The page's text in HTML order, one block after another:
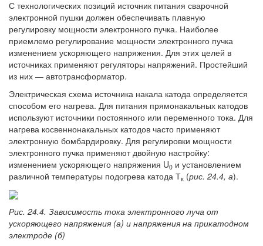
С технологических позиций источник питания сварочной
электронной пушки должен обеспечивать плавную
регулировку мощности электронного пучка. Наиболее
приемлемо регулирование мощности электронного пучка
изменением ускоряющего напряжения. Для этих целей в
источниках применяют регуляторы напряжений. Простейший
из них — автотрансформатор.
Электрическая схема источника накала катода определяется
способом его нагрева. Для питания прямонакальных катодов
используют источники постоянного или переменного тока. Для
нагрева косвеннонакальных катодов часто применяют
электронную бомбардировку. Для регулировки мощности
электронного пучка применяют двойную настройку:
изменением ускоряющего напряжения U0 и установлением
различной температуры подогрева катода Тк (рис. 24.4, а).
Рис. 24.4. Зависимость тока электронного луча от
ускоряющего напряжения (а) и напряжения на прикатодном
электроде (б)